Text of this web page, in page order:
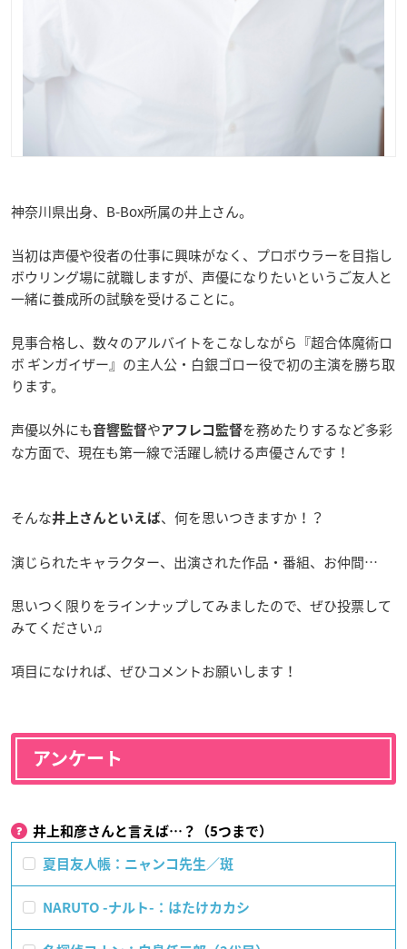
神奈川県出身、B-Box所属の井上さん。
当初は声優や役者の仕事に興味がなく、プロボウラーを目指し
ボウリング場に就職しますが、声優になりたいというご友人と
一緒に養成所の試験を受けることに。
見事合格し、数々のアルバイトをこなしながら『超合体魔術ロ
ボ ギンガイザー』の主人公・白銀ゴロー役で初の主演を勝ち取
ります。
声優以外にも音響監督やアフレコ監督を務めたりするなど多彩
な方面で、現在も第一線で活躍し続ける声優さんです！
そんな井上さんといえば、何を思いつきますか！？
演じられたキャラクター、出演された作品・番組、お仲間…
思いつく限りをラインナップしてみましたので、ぜひ投票して
みてください♫
項目になければ、ぜひコメントお願いします！
アンケート
井上和彦さんと言えば…？（5つまで）
夏目友人帳：ニャンコ先生／斑
NARUTO -ナルト-：はたけカカシ